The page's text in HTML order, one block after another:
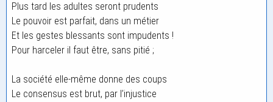
Plus tard les adultes seront prudents
Le pouvoir est parfait, dans un métier
Et les gestes blessants sont impudents !
Pour harceler il faut être, sans pitié ;
La société elle-même donne des coups
Le consensus est brut, par l’injustice